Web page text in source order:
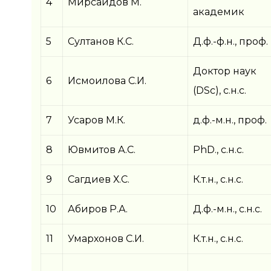
академик
5 Султанов К.С. Д.ф.-ф.н., проф.
6 Исмоилова С.И.
Доктор наук
(DSc), с.н.с.
7 Усаров М.К. д.ф.-м.н., проф.
8 Ювмитов А.С. PhD., с.н.с.
9 Сагдиев Х.С. К.т.н., с.н.с.
10 Абиров Р.А. Д.ф.-м.н., с.н.с.
11 Умархонов С.И. К.т.н., с.н.с.